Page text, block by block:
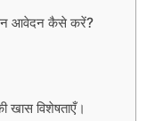
आवेदन कैसे करें?
खास विशेषताएँ।